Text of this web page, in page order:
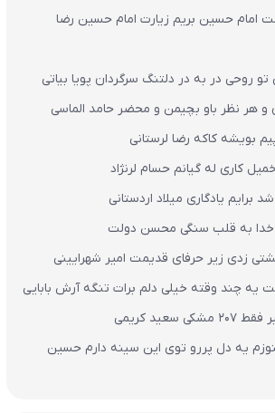
امام حسین بریم زیارت امام حسین رضا
روحی در به در دلتنگ سرگردان پویا بیاتی
و هر نظر باو بچیمن و محضر حامد الماسی
بویشه کاکه رضا لرستانی
کاری له گیانم حسام لرنژاد
برایم یادگاری میلاد اردستانی
خدا به قلب سنگی محسن دولت
زدی زیر حرفای قدیمت امیر شهرایینی
یه چند وقته خیلی دلم برات تنگه آرش بابایی
سعید کریمی
یه دل پررو توی این سینه دارم حسین